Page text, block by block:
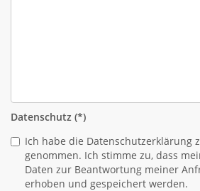
Datenschutz (*)
Ich habe die Datenschutzerklärung
genommen. Ich stimme zu, dass
Daten zur Beantwortung meiner
erhoben und gespeichert werden.